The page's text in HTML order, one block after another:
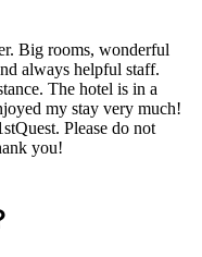
Big rooms, wonderful
always helpful staff.
The hotel is in a
my stay very much!
Please do not
you!